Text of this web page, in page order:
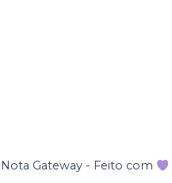
Nota Gateway - Feito com